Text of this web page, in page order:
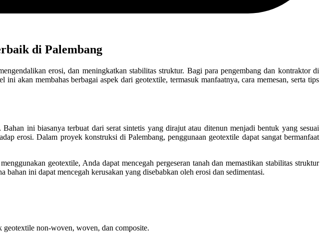
di Palembang
erosi, dan meningkatkan stabilitas struktur. Bagi para pengembang dan kontraktor di
akan membahas berbagai aspek dari geotextile, termasuk manfaatnya, cara memesan, serta tips
ini biasanya terbuat dari serat sintetis yang dirajut atau ditenun menjadi bentuk yang sesuai
erosi. Dalam proyek konstruksi di Palembang, penggunaan geotextile dapat sangat bermanfaat
geotextile, Anda dapat mencegah pergeseran tanah dan memastikan stabilitas struktur
ini dapat mencegah kerusakan yang disebabkan oleh erosi dan sedimentasi.
geotextile non-woven, woven, dan composite.